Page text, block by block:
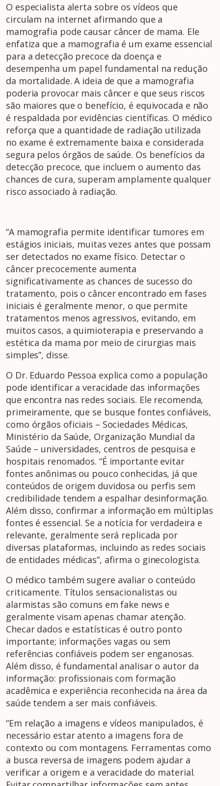
O especialista alerta sobre os vídeos que
circulam na internet afirmando que a
mamografia pode causar câncer de mama. Ele
enfatiza que a mamografia é um exame essencial
para a detecção precoce da doença e
desempenha um papel fundamental na redução
da mortalidade. A ideia de que a mamografia
poderia provocar mais câncer e que seus riscos
são maiores que o benefício, é equivocada e não
é respaldada por evidências científicas. O médico
reforça que a quantidade de radiação utilizada
no exame é extremamente baixa e considerada
segura pelos órgãos de saúde. Os benefícios da
detecção precoce, que incluem o aumento das
chances de cura, superam amplamente qualquer
risco associado à radiação.
“A mamografia permite identificar tumores em
estágios iniciais, muitas vezes antes que possam
ser detectados no exame físico. Detectar o
câncer precocemente aumenta
significativamente as chances de sucesso do
tratamento, pois o câncer encontrado em fases
iniciais é geralmente menor, o que permite
tratamentos menos agressivos, evitando, em
muitos casos, a quimioterapia e preservando a
estética da mama por meio de cirurgias mais
simples”, disse.
O Dr. Eduardo Pessoa explica como a população
pode identificar a veracidade das informações
que encontra nas redes sociais. Ele recomenda,
primeiramente, que se busque fontes confiáveis,
como órgãos oficiais – Sociedades Médicas,
Ministério da Saúde, Organização Mundial da
Saúde – universidades, centros de pesquisa e
hospitais renomados. “É importante evitar
fontes anônimas ou pouco conhecidas, já que
conteúdos de origem duvidosa ou perfis sem
credibilidade tendem a espalhar desinformação.
Além disso, confirmar a informação em múltiplas
fontes é essencial. Se a notícia for verdadeira e
relevante, geralmente será replicada por
diversas plataformas, incluindo as redes sociais
de entidades médicas”, afirma o ginecologista.
O médico também sugere avaliar o conteúdo
criticamente. Títulos sensacionalistas ou
alarmistas são comuns em fake news e
geralmente visam apenas chamar atenção.
Checar dados e estatísticas é outro ponto
importante; informações vagas ou sem
referências confiáveis podem ser enganosas.
Além disso, é fundamental analisar o autor da
informação: profissionais com formação
acadêmica e experiência reconhecida na área da
saúde tendem a ser mais confiáveis.
“Em relação a imagens e vídeos manipulados, é
necessário estar atento a imagens fora de
contexto ou com montagens. Ferramentas como
a busca reversa de imagens podem ajudar a
verificar a origem e a veracidade do material.